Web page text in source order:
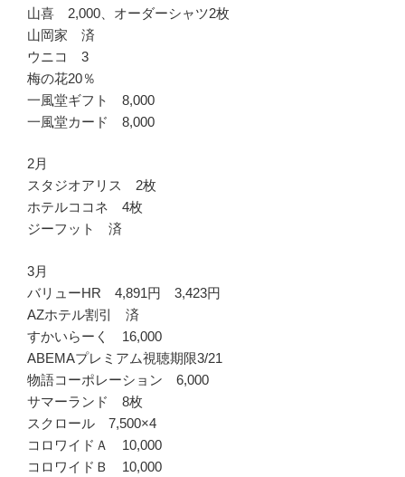
山喜 2,000、オーダーシャツ2枚
山岡家 済
ウニコ 3
梅の花20％
一風堂ギフト 8,000
一風堂カード 8,000
2月
スタジオアリス 2枚
ホテルココネ 4枚
ジーフット 済
3月
バリューHR 4,891円 3,423円
AZホテル割引 済
すかいらーく 16,000
ABEMAプレミアム視聴期限3/21
物語コーポレーション 6,000
サマーランド 8枚
スクロール 7,500×4
コロワイドＡ 10,000
コロワイドＢ 10,000